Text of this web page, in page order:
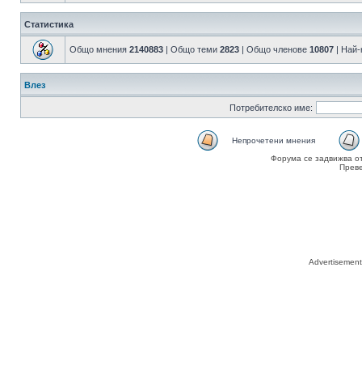
Статистика
Общо мнения 2140883 | Общо теми 2823 | Общо членове 10807 |
Влез
Потребителско име:
Непрочетени мнения
Форума се задвижва